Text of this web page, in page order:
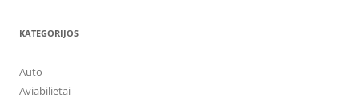
KATEGORIJOS
Auto
Aviabilietai